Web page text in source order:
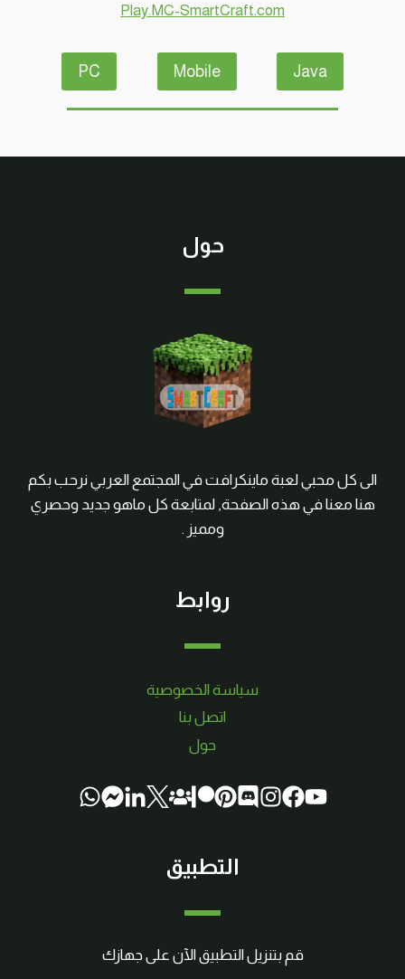
الخضراوات
كرافت
#SMARTCRAFT
Play.MC-SmartCraft.com
Java
Mobile
PC
حول
الى كل محبي لعبة ماينكرافت في المجتمع العربي نرحب بكم
هنا معنا في هذه الصفحة, لمتابعة كل ماهو جديد وحصري
ومميز .
روابط
سياسة الخصوصية
اتصل بنا
حول
التطبيق
قم بتنزيل التطبيق الآن على جهازك